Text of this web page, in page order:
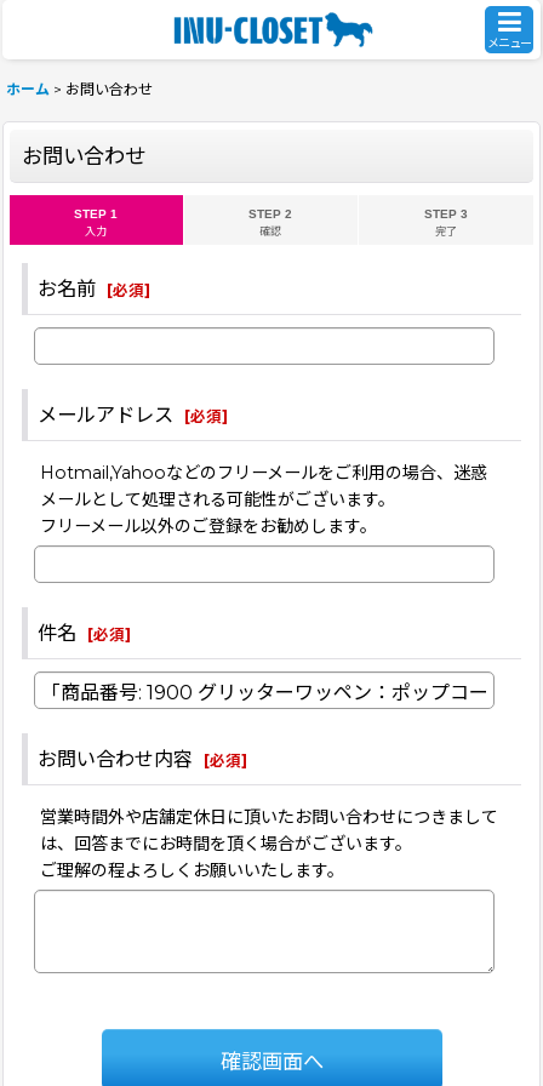
メニュー
ホーム > お問い合わせ
お問い合わせ
STEP 1
入力
STEP 2
確認
STEP 3
完了
お名前 [必須]
メールアドレス [必須]
Hotmail,Yahooなどのフリーメールをご利用の場合、迷惑
メールとして処理される可能性がございます。
フリーメール以外のご登録をお勧めします。
件名 [必須]
お問い合わせ内容 [必須]
営業時間外や店舗定休日に頂いたお問い合わせにつきまして
は、回答までにお時間を頂く場合がございます。
ご理解の程よろしくお願いいたします。
確認画面へ